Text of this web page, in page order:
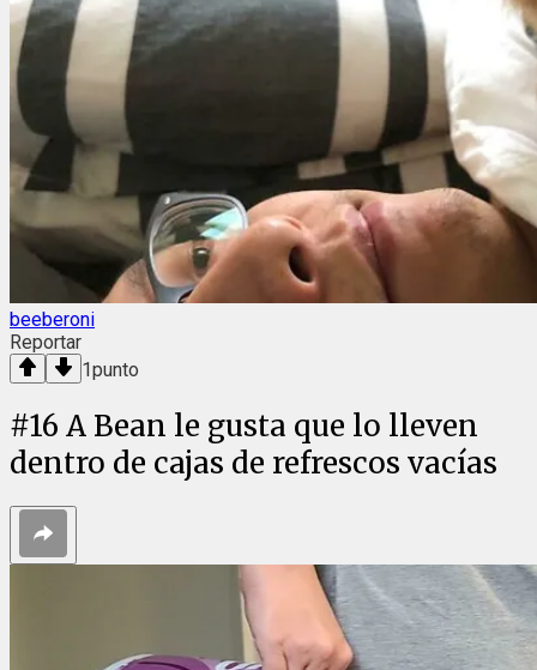
beeberoni
Reportar
1punto
#16 A Bean le gusta que lo lleven
dentro de cajas de refrescos vacías